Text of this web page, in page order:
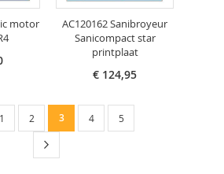
motor
AC120162 Sanibroyeur
Sanicompact star
printplaat
€ 124,95
Pagina
Pagina
1 Pagina
2
U
3 Pagina
4 Pagina
5